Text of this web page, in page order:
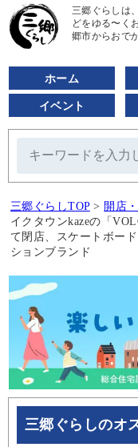
三郷ぐらしは
どをゆる〜く
郷市からおで
ホーム
イベント
三郷ぐらしTOP > 開店
イクタウンkazeの「
て閉店、スケートボー
ションブランド
三郷ぐらしのオ